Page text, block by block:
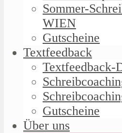
Sommer-
WIEN
Gutscheine
Textfeedback
Textfeedback-
Gutscheine
Über uns